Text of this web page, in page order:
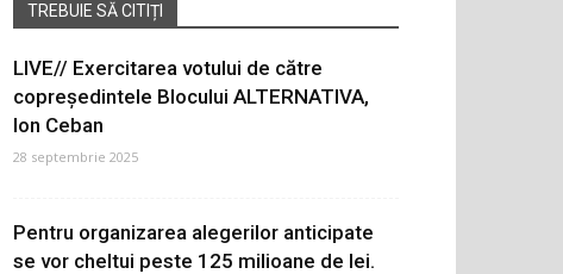
TREBUIE SĂ CITIȚI
LIVE// Exercitarea votului de către
copreședintele Blocului ALTERNATIVA,
Ion Ceban
28 septembrie 2025
Pentru organizarea alegerilor anticipate
se vor cheltui peste 125 milioane de lei.